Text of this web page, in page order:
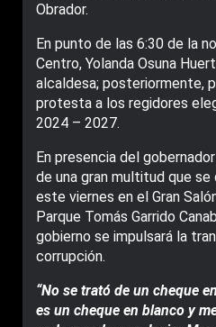
Obrador.
En punto de las 6:30 de la
Centro, Yolanda Osuna
alcaldesa; posteriormente,
protesta a los regidores
2024 – 2027.
En presencia del
de una gran multitud que
este viernes en el Gran
Parque Tomás Garrido
gobierno se impulsará la
corrupción.
“No se trató de un cheque
es un cheque en blanco y